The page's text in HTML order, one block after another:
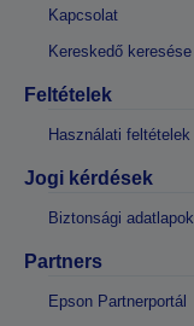
Kapcsolat
Kereskedő keresése
Feltételek
Használati feltételek
Jogi kérdések
Biztonsági adatlapok
Partners
Epson Partnerportál